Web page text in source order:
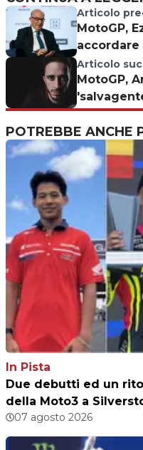
Articolo
MotoGP,
accordare
Marquez"
Articolo
MotoGP,
POTREBBE ANCHE
In Pista
Due debutti ed un
della Moto3 a
07 agosto 2026